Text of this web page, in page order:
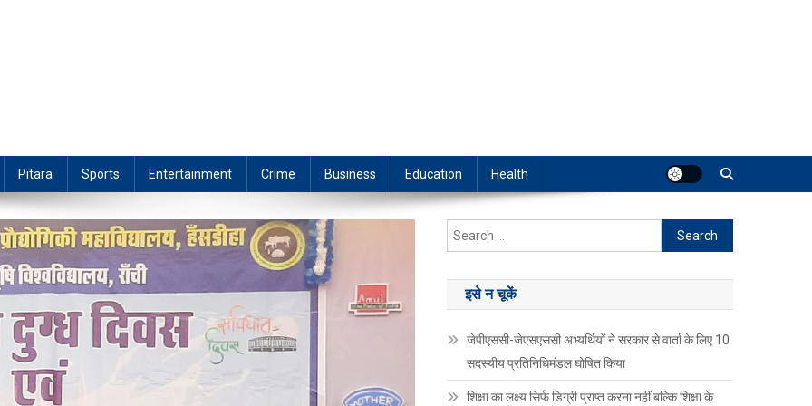
Pitara Sports Entertainment Crime Business Education Health
Search
for:
इसे न चूकें
जेपीएससी-जेएसएससी अभ्यर्थियों ने सरकार से वार्ता के लिए 10
सदस्यीय प्रतिनिधिमंडल घोषित किया
शिक्षा का लक्ष्य सिर्फ डिग्री प्राप्त करना नहीं बल्कि शिक्षा के